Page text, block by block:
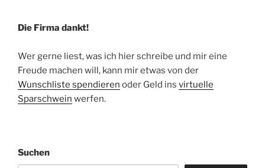
Die Firma dankt!
Wer gerne liest, was ich hier schreibe und mir eine
Freude machen will, kann mir etwas von der
Wunschliste spendieren oder Geld ins virtuelle
Sparschwein werfen.
Suchen